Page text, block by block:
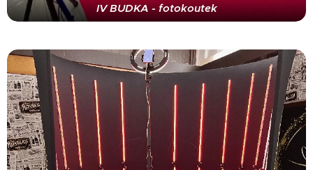
IV BUDKA - fotokoutek